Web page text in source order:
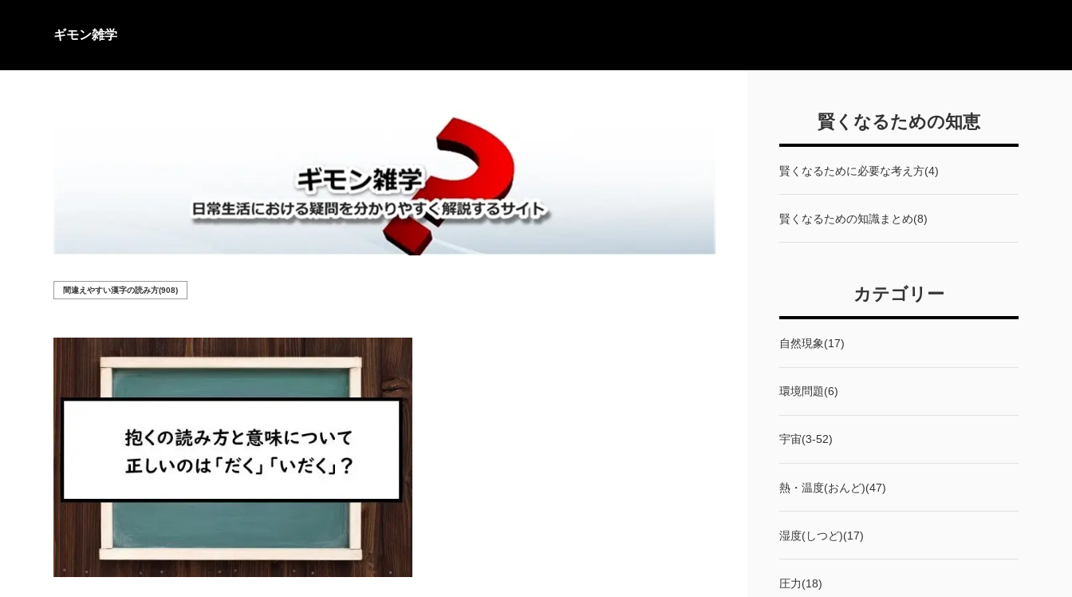
ギモン雑学
間違えやすい漢字の読み方(908)
賢くなるための知恵
賢くなるために必要な考え方(4)
賢くなるための知識まとめ(8)
カテゴリー
自然現象(17)
環境問題(6)
宇宙(3-52)
熱・温度(おんど)(47)
湿度(しつど)(17)
圧力(18)